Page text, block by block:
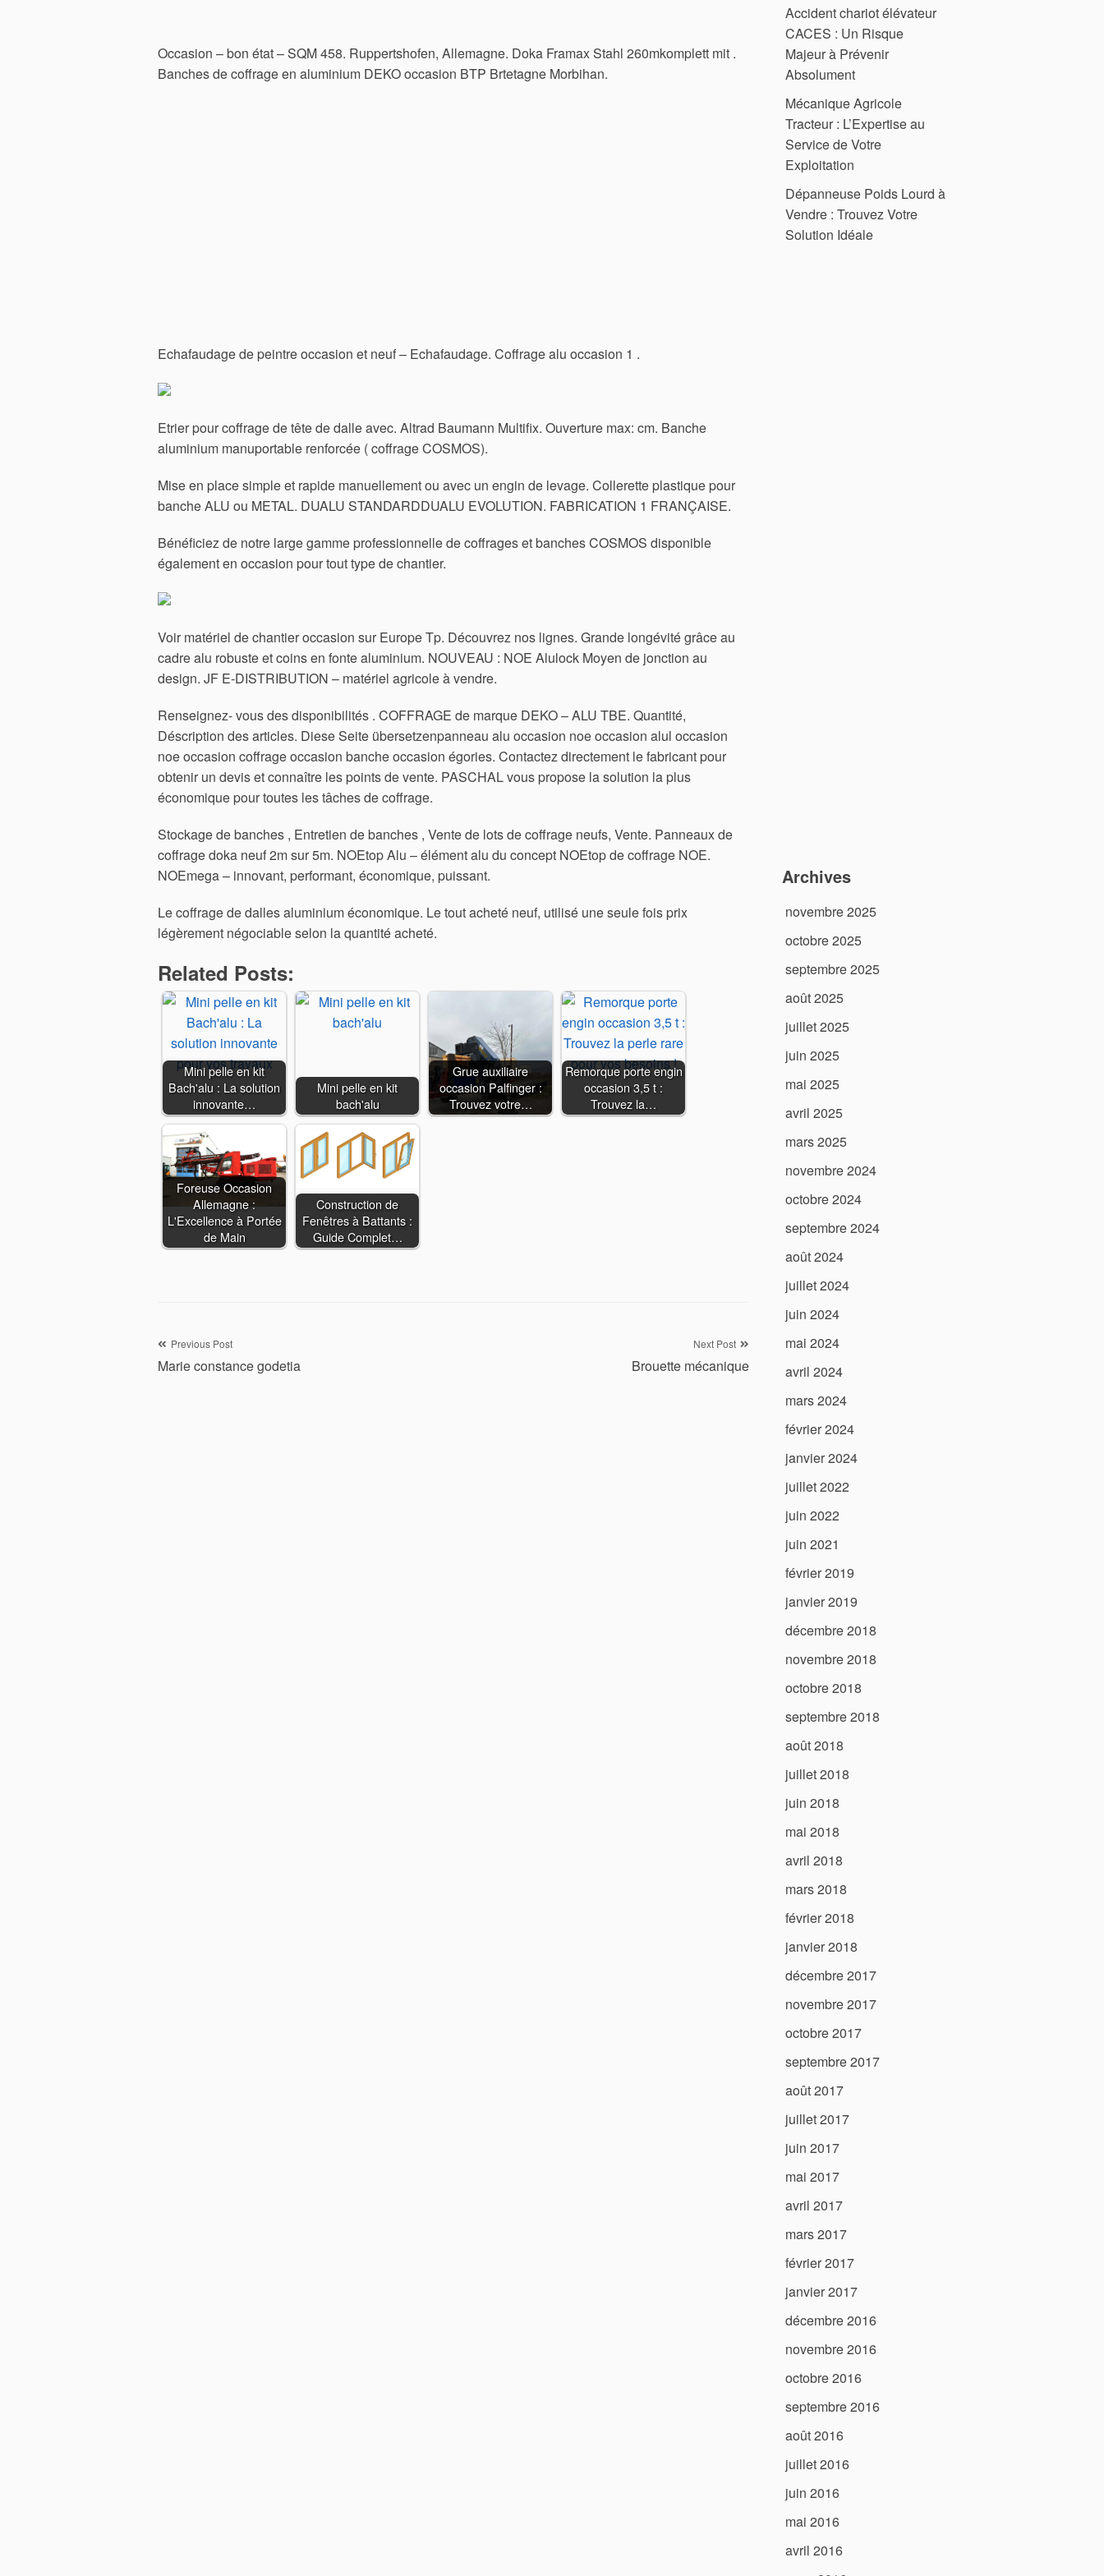
Occasion – bon état – SQM 458. Ruppertshofen, Allemagne. Doka Framax Stahl 260mkomplett mit .
Banches de coffrage en aluminium DEKO occasion BTP Brtetagne Morbihan.
Echafaudage de peintre occasion et neuf – Echafaudage. Coffrage alu occasion 1 .
Etrier pour coffrage de tête de dalle avec. Altrad Baumann Multifix. Ouverture max: cm. Banche
aluminium manuportable renforcée ( coffrage COSMOS).
Mise en place simple et rapide manuellement ou avec un engin de levage. Collerette plastique pour
banche ALU ou METAL. DUALU STANDARDDUALU EVOLUTION. FABRICATION 1 FRANÇAISE.
Bénéficiez de notre large gamme professionnelle de coffrages et banches COSMOS disponible
également en occasion pour tout type de chantier.
Voir matériel de chantier occasion sur Europe Tp. Découvrez nos lignes. Grande longévité grâce au
cadre alu robuste et coins en fonte aluminium. NOUVEAU : NOE Alulock Moyen de jonction au
design. JF E-DISTRIBUTION – matériel agricole à vendre.
Renseignez- vous des disponibilités . COFFRAGE de marque DEKO – ALU TBE. Quantité,
Déscription des articles. Diese Seite übersetzenpanneau alu occasion noe occasion alul occasion
noe occasion coffrage occasion banche occasion égories. Contactez directement le fabricant pour
obtenir un devis et connaître les points de vente. PASCHAL vous propose la solution la plus
économique pour toutes les tâches de coffrage.
Stockage de banches , Entretien de banches , Vente de lots de coffrage neufs, Vente. Panneaux de
coffrage doka neuf 2m sur 5m. NOEtop Alu – élément alu du concept NOEtop de coffrage NOE.
NOEmega – innovant, performant, économique, puissant.
Le coffrage de dalles aluminium économique. Le tout acheté neuf, utilisé une seule fois prix
légèrement négociable selon la quantité acheté.
Related Posts:
Mini pelle en kit
Bach'alu : La solution
innovante…
Mini pelle en kit
bach'alu
Grue auxiliaire
occasion Palfinger :
Trouvez votre…
Remorque porte engin
occasion 3,5 t :
Trouvez la…
Foreuse Occasion
Allemagne :
L'Excellence à Portée
de Main
Construction de
Fenêtres à Battants :
Guide Complet…
Navigation
Previous Post
Marie constance godetia
Next Post
Brouette mécanique
Accident chariot élévateur
CACES : Un Risque
Majeur à Prévenir
Absolument
Mécanique Agricole
Tracteur : L’Expertise au
Service de Votre
Exploitation
Dépanneuse Poids Lourd à
Vendre : Trouvez Votre
Solution Idéale
Archives
novembre 2025
octobre 2025
septembre 2025
août 2025
juillet 2025
juin 2025
mai 2025
avril 2025
mars 2025
novembre 2024
octobre 2024
septembre 2024
août 2024
juillet 2024
juin 2024
mai 2024
avril 2024
mars 2024
février 2024
janvier 2024
juillet 2022
juin 2022
juin 2021
février 2019
janvier 2019
décembre 2018
novembre 2018
octobre 2018
septembre 2018
août 2018
juillet 2018
juin 2018
mai 2018
avril 2018
mars 2018
février 2018
janvier 2018
décembre 2017
novembre 2017
octobre 2017
septembre 2017
août 2017
juillet 2017
juin 2017
mai 2017
avril 2017
mars 2017
février 2017
janvier 2017
décembre 2016
novembre 2016
octobre 2016
septembre 2016
août 2016
juillet 2016
juin 2016
mai 2016
avril 2016